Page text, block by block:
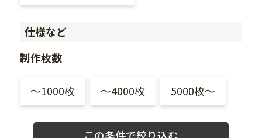
仕様など
制作枚数
〜1000枚 〜4000枚 5000枚〜